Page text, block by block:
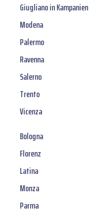
Giugliano in Kampanien
Modena
Palermo
Ravenna
Salerno
Trento
Vicenza
Bologna
Florenz
Latina
Monza
Parma